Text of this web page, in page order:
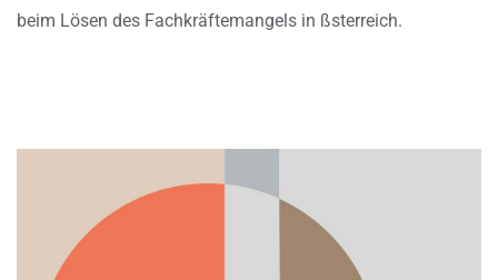
beim Lösen des Fachkräftemangels in ßsterreich.